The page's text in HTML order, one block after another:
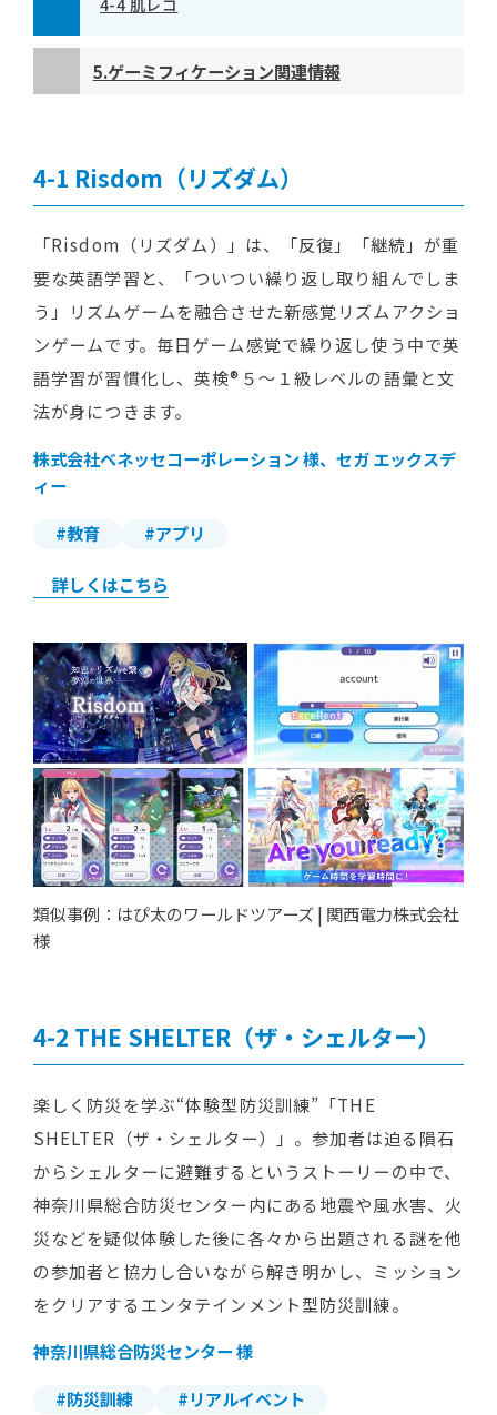
2-4「ゲーミフィケーションボード」の活用領域
5.ゲーミフィケーション関連情報
Risdom（リズダム）
「Risdom（リズダム）」は、「反復」「継続」が重
要な英語学習と、「ついつい繰り返し取り組んでしま
う」リズムゲームを融合させた新感覚リズムアクショ
ンゲームです。毎日ゲーム感覚で繰り返し使う中で英
語学習が習慣化し、英検®５～１級レベルの語彙と文
法が身につきます。
株式会社ベネッセコーポレーション 様、セガ エックスデ
ィー
#教育
#アプリ
詳しくはこちら
類似事例：はぴ太のワールドツアーズ | 関西電力株式会社
様
THE SHELTER（ザ‧シェルター）
楽しく防災を学ぶ“体験型防災訓練”「THE
SHELTER（ザ・シェルター）」。参加者は迫る隕石
からシェルターに避難するというストーリーの中で、
神奈川県総合防災センター内にある地震や風水害、火
災などを疑似体験した後に各々から出題される謎を他
の参加者と協力し合いながら解き明かし、ミッション
をクリアするエンタテインメント型防災訓練。
神奈川県総合防災センター 様
#防災訓練
#リアルイベント